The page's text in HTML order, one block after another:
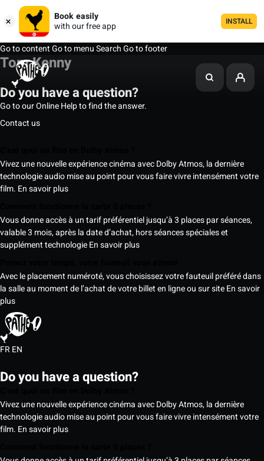
Book easily
with our free app
INSTALL
Go to contentGo to menuSearchGo to footer
Tom Kenny
Do you have a question?
Go to our Online Help to find the answer.
Contact us
Vivez une nouvelle expérience cinéma avec Dolby Atmos, la dernière
technologie audio mise au point pour vous faire vivre intensément votre
film. En savoir plus
Vous donne accès à un tarif préférentiel jusqu’à 3 places par séances,
valable 3 mois, après la date d’achat, hors séances spéciales et
supplément technologieEn savoir plus
Avec le placement numéroté, vous choisissez votre fauteuil préféré dans
la salle au moment de l’achat de votre billet en ligne ou sur siteEn savoir
plus
FREN
Do you have a question?
Vivez une nouvelle expérience cinéma avec Dolby Atmos, la dernière
technologie audio mise au point pour vous faire vivre intensément votre
film. En savoir plus